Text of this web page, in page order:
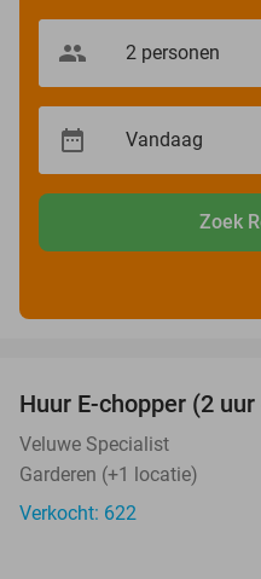
Zoek
Huur E-chopper (2
Veluwe Specialist
Garderen (+1 locatie)
Verkocht: 622